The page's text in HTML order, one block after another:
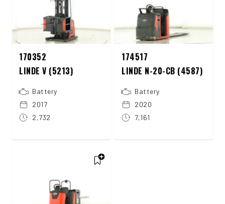
170352
LINDE V (5213)
Battery
2017
2,732
174517
LINDE N-20-CB (4587)
Battery
2020
7,161